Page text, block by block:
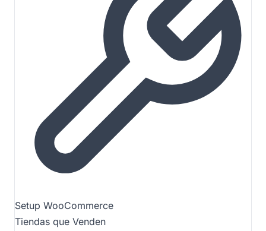
Setup WooCommerce
Tiendas que Venden